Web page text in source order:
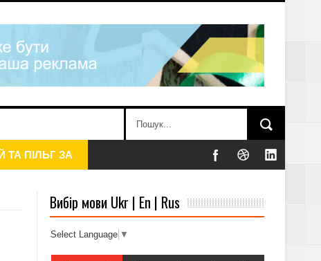
Вибір мови Ukr | En | Rus
Select Language ▼